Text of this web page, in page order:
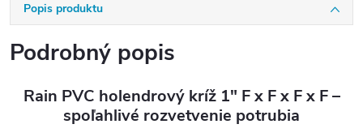
Popis produktu
Podrobný popis
Rain PVC holendrový kríž 1" F x F x F x F –
spoľahlivé rozvetvenie potrubia